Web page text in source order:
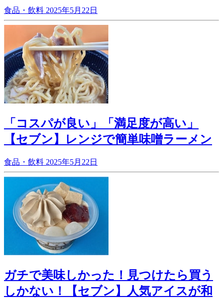
食品・飲料 2025年5月22日
「コスパが良い」「満足度が高い」
【セブン】レンジで簡単味噌ラーメン
食品・飲料 2025年5月22日
ガチで美味しかった！見つけたら買う
しかない！【セブン】人気アイスが和